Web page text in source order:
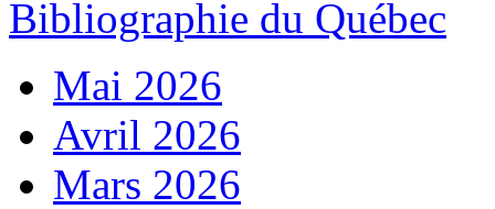
Bibliographie du Québec
Mai 2026
Avril 2026
Mars 2026